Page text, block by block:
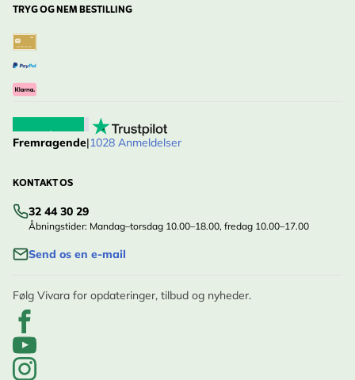
TRYG OG NEM BESTILLING
Fremragende|1028 Anmeldelser
KONTAKT OS
32 44 30 29
Åbningstider: Mandag–torsdag 10.00–18.00, fredag 10.00–17.00
Send os en e-mail
Følg Vivara for opdateringer, tilbud og nyheder.